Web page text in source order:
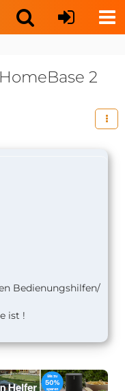
2
Bedienungshilfen/
ist !